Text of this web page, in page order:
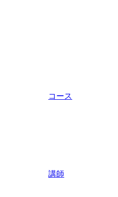
コース
講師